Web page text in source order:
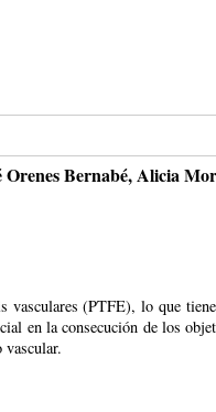
Bernabé, Alicia
(PTFE), lo que
en la consecución de los